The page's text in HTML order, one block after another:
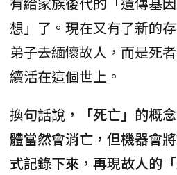
想」了。現在又有了新的
弟子去緬懷故人，而是死
續活在這個世上。
換句話說，
「死亡」的概
體當然會消亡，但機器會
式記錄下來，再現故人的「